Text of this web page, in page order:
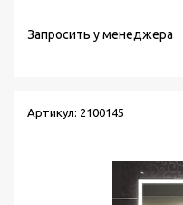
Запросить у менеджера
Артикул: 2100145